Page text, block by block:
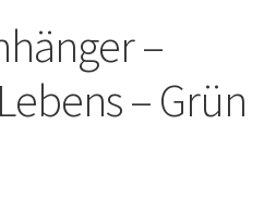
–
– Grün